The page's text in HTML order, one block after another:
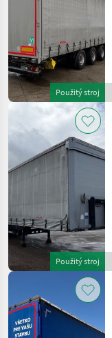
Použitý stroj
Použitý stroj